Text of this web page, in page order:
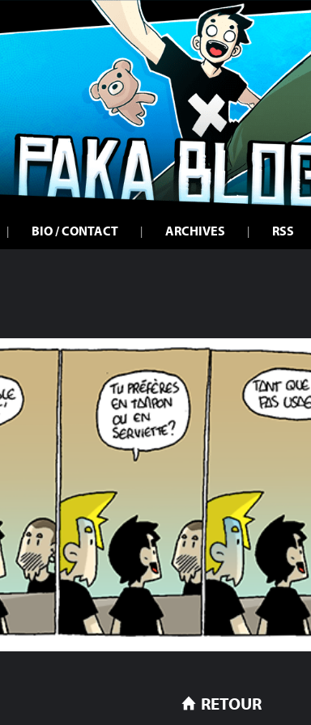
BIO / CONTACT ARCHIVES RSS
RETOUR